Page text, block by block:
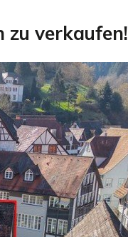
zu verkaufen!